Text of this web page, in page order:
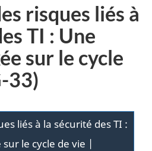
risques liés à
TI : Une
sur le cycle
33)
liés à la sécurité des TI :
le cycle de vie |